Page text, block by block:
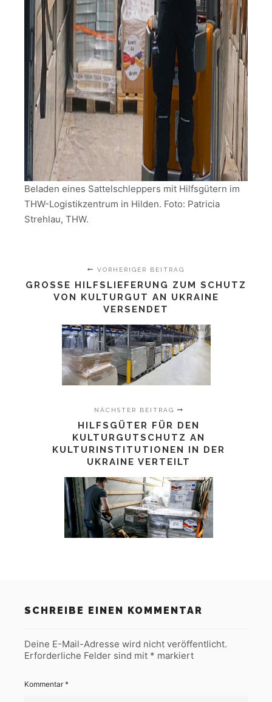
Beladen eines Sattelschleppers mit Hilfsgütern im
THW-Logistikzentrum in Hilden. Foto: Patricia
Strehlau, THW.
VORHERIGER BEITRAG
GROSSE HILFSLIEFERUNG ZUM SCHUTZ V
ON KULTURGUT AN UKRAINE V
ERSENDET
NÄCHSTER BEITRAG
HILFSGÜTER FÜR DEN
KULTURGUTSCHUTZ AN
KULTURINSTITUTIONEN IN DER
UKRAINE VERTEILT
SCHREIBE EINEN KOMMENTAR
Deine E-Mail-Adresse wird nicht veröffentlicht.
Erforderliche Felder sind mit * markiert
Kommentar*